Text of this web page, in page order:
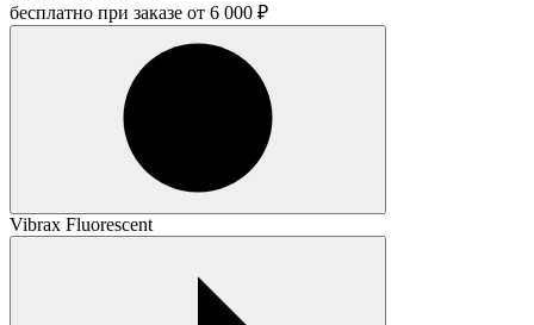
бесплатно при заказе от 6 000 ₽
Vibrax Fluorescent